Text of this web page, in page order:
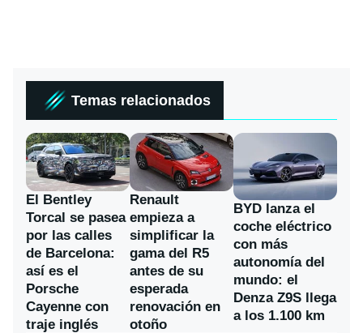
Temas relacionados
El Bentley
Torcal se pasea
por las calles
de Barcelona:
así es el
Porsche
Cayenne con
traje inglés
Renault
empieza a
simplificar la
gama del R5
antes de su
esperada
renovación en
otoño
BYD lanza el
coche eléctrico
con más
autonomía del
mundo: el
Denza Z9S llega
a los 1.100 km